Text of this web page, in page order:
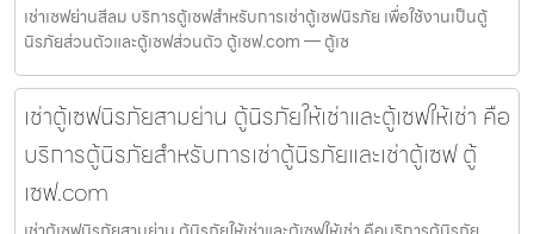
เช่าเซฟย่านสีลม บริการตู้เซฟสำหรับการเช่าตู้เซฟนิรภัย เพื่อใช้งานเป็นตู้
นิรภัยส่วนตัวและตู้เซฟส่วนตัว ตู้เซฟ.com — ตู้เซ
เช่าตู้เซฟนิรภัยสามย่าน ตู้นิรภัยให้เช่าและตู้เซฟให้เช่า คือ
บริการตู้นิรภัยสำหรับการเช่าตู้นิรภัยและเช่าตู้เซฟ ตู้
เซฟ.com